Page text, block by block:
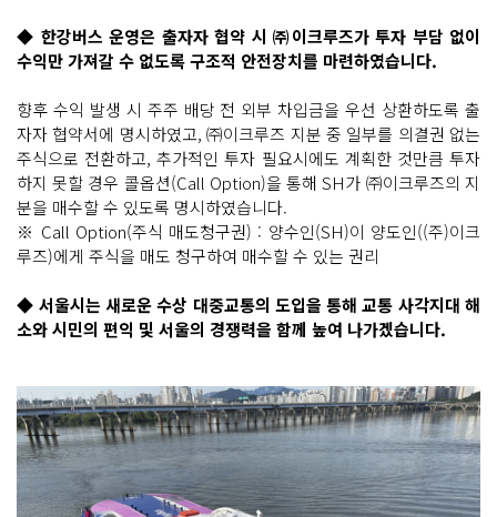
◆ 한강버스 운영은 출자자 협약 시 ㈜이크루즈가 투자 부담 없이
수익만 가져갈 수 없도록 구조적 안전장치를 마련하였습니다.
향후 수익 발생 시 주주 배당 전 외부 차입금을 우선 상환하도록 출
자자 협약서에 명시하였고, ㈜이크루즈 지분 중 일부를 의결권 없는
주식으로 전환하고, 추가적인 투자 필요시에도 계획한 것만큼 투자
하지 못할 경우 콜옵션(Call Option)을 통해 SH가 ㈜이크루즈의 지
분을 매수할 수 있도록 명시하였습니다.
※ Call Option(주식 매도청구권) : 양수인(SH)이 양도인((주)이크
루즈)에게 주식을 매도 청구하여 매수할 수 있는 권리
◆ 서울시는 새로운 수상 대중교통의 도입을 통해 교통 사각지대 해
소와 시민의 편익 및 서울의 경쟁력을 함께 높여 나가겠습니다.